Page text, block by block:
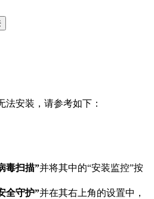
安装，请参考如下：
毒扫描”并将其中的“安装监控”按
全守护”并在其右上角的设置中，